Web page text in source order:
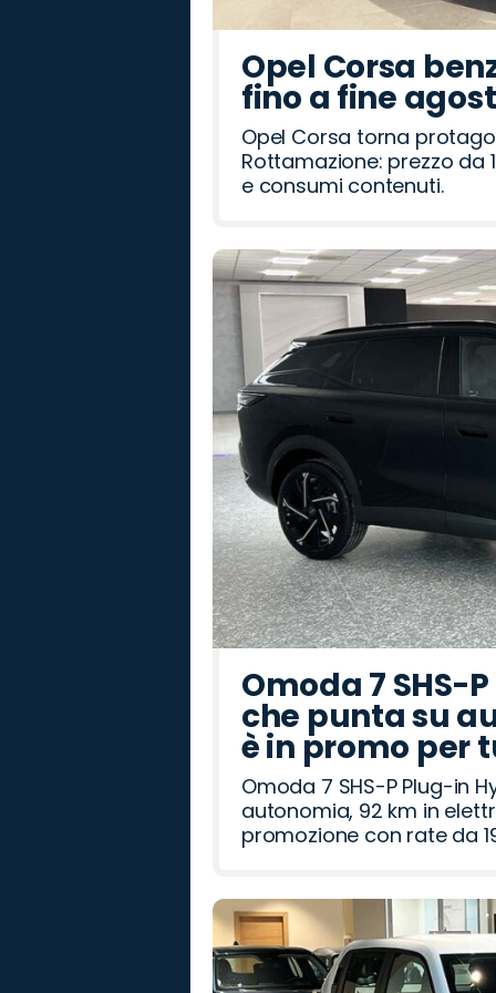
Opel Corsa
fino a fine
Opel Corsa torna
Rottamazione: prezzo da
e consumi contenuti.
Omoda 7 SHS-
che punta su
è in promo per
Omoda 7 SHS-P Plug-in
autonomia, 92 km in
promozione con rate da